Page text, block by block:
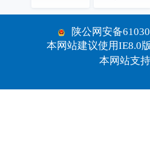
陕公网安备
本网站建议使用IE8.0
本网站支